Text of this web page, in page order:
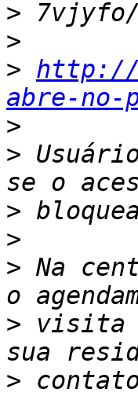
>
>
> http://
abre-no-
>
>
>
>
> Na
> visita
>